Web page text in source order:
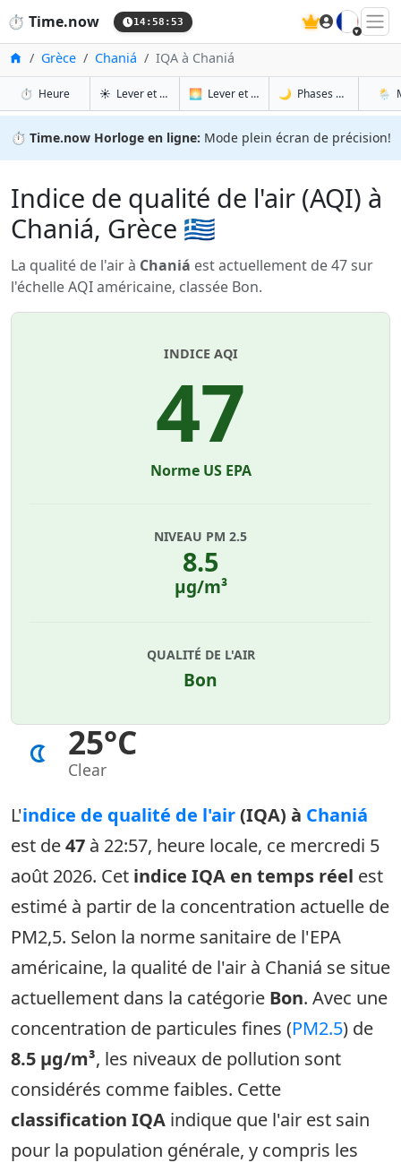
⏱️ Time.now 14:58:54 🇫🇷
Accueil
Grèce Chaniá IQA à Chaniá
⏱️ Heureà Chaniá
☀️ Lever et coucher du soleil à Chaniá
🌅 Lever et coucher du soleil demain à
🌙 Phases de la Lune à
🌦️
⏱️ Time.now Horloge en ligne: Mode plein écran de précision!
Indice de qualité de l'air (AQI) à
Chaniá, Grèce 🇬🇷
La qualité de l'air à Chaniá est actuellement de 47 sur
l'échelle AQI américaine, classée Bon.
25°C
Clear
INDICE AQI
47
Norme US EPA
NIVEAU PM 2.5
8.5
µg/m³
QUALITÉ DE L'AIR
Bon
L'indice de qualité de l'air(IQA) à Chaniá
est de47 à 22:57, heure locale, ce mercredi 5
août 2026. Cet indice IQA en temps réel est
estimé à partir de la concentration actuelle de
PM2,5. Selon la norme sanitaire de l'EPA
américaine, la qualité de l'air à Chaniá se situe
actuellement dans la catégorie Bon. Avec une
concentration de particules fines (PM2.5) de
8.5 µg/m³, les niveaux de pollution sont
considérés comme faibles. Cette
classification IQA indique que l'air est sain
pour la population générale, y compris les